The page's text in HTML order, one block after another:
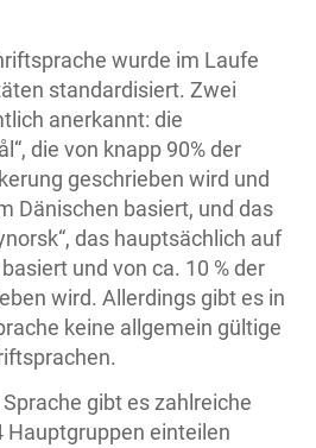
wurde im Laufe
standardisiert. Zwei
anerkannt: die
die von knapp 90% der
geschrieben wird und
Dänischen basiert, und das
das hauptsächlich auf
und von ca. 10 % der
wird. Allerdings gibt es in
keine allgemein gültige
gibt es zahlreiche
Hauptgruppen einteilen